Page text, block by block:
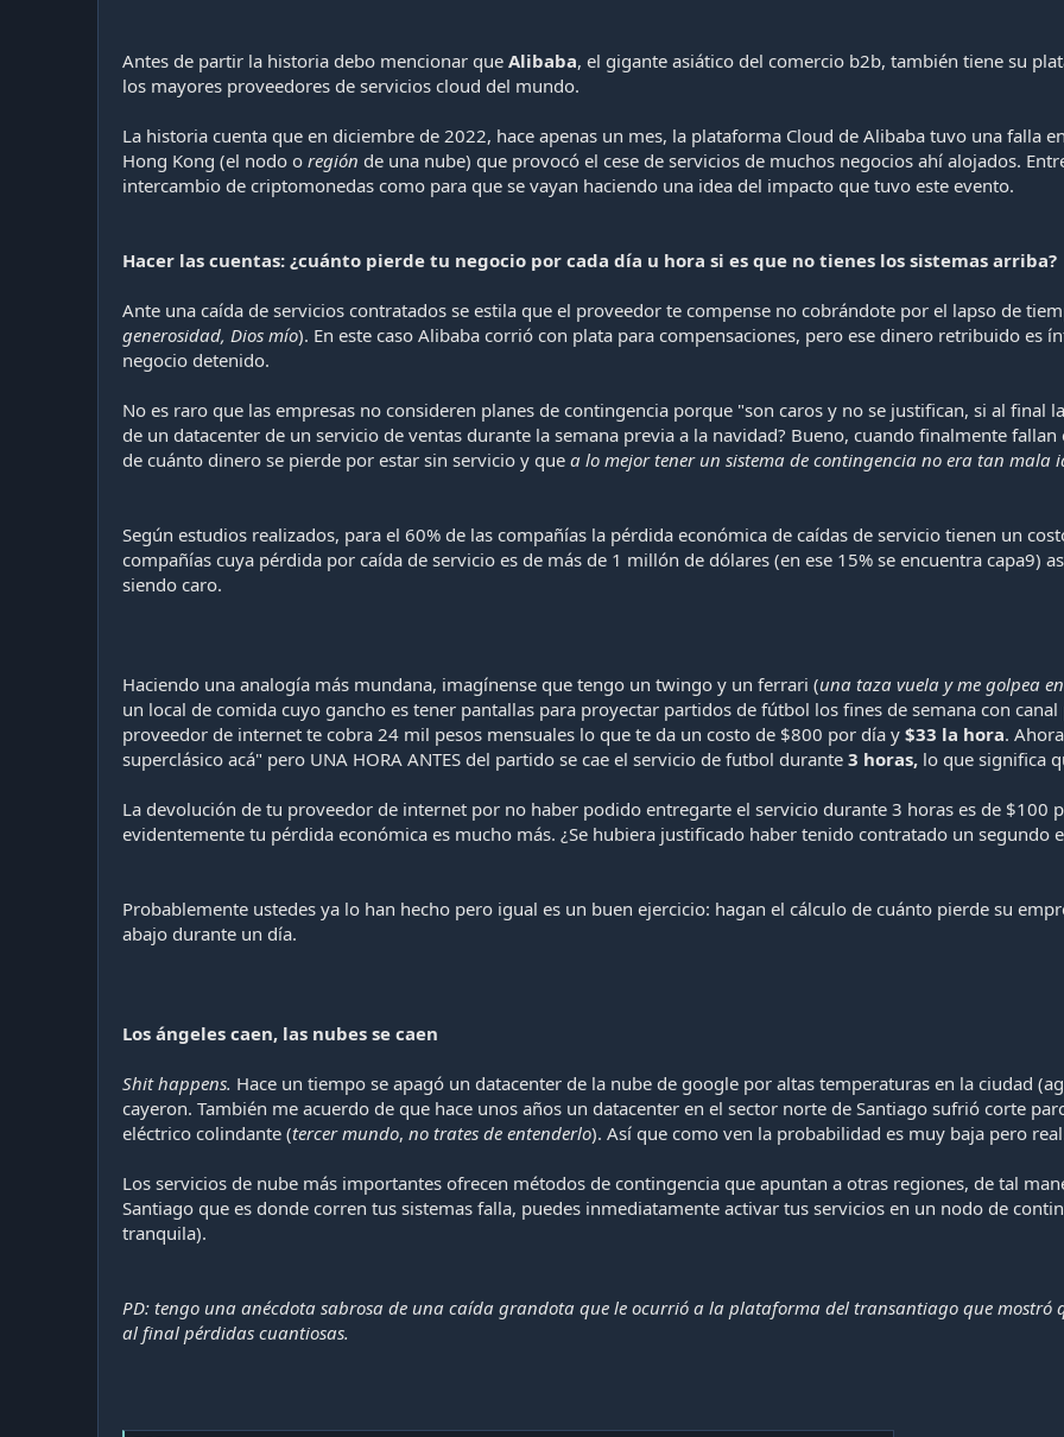
Antes de partir la historia debo mencionar que Alibaba, el gigante asiático del comercio b2b, también tiene su
los mayores proveedores de servicios cloud del mundo.
La historia cuenta que en diciembre de 2022, hace apenas un mes, la plataforma Cloud de Alibaba tuvo una falla
Hong Kong (el nodo o región de una nube) que provocó el cese de servicios de muchos negocios ahí alojados.
intercambio de criptomonedas como para que se vayan haciendo una idea del impacto que tuvo este evento.
Hacer las cuentas: ¿cuánto pierde tu negocio por cada día u hora si es que no tienes los sistemas arriba?
Ante una caída de servicios contratados se estila que el proveedor te compense no cobrándote por el lapso de
generosidad, Dios mío). En este caso Alibaba corrió con plata para compensaciones, pero ese dinero retribuido es
negocio detenido.
No es raro que las empresas no consideren planes de contingencia porque "son caros y no se justifican, si al final
de un datacenter de un servicio de ventas durante la semana previa a la navidad? Bueno, cuando finalmente
de cuánto dinero se pierde por estar sin servicio y que a lo mejor tener un sistema de contingencia no era tan mala
Según estudios realizados, para el 60% de las compañías la pérdida económica de caídas de servicio tienen un
compañías cuya pérdida por caída de servicio es de más de 1 millón de dólares (en ese 15% se encuentra capa9)
siendo caro.
Haciendo una analogía más mundana, imagínense que tengo un twingo y un ferrari (una taza vuela y me golpea
un local de comida cuyo gancho es tener pantallas para proyectar partidos de fútbol los fines de semana con
proveedor de internet te cobra 24 mil pesos mensuales lo que te da un costo de $800 por día y $33 la hora.
superclásico acá" pero UNA HORA ANTES del partido se cae el servicio de futbol durante 3 horas, lo que significa
La devolución de tu proveedor de internet por no haber podido entregarte el servicio durante 3 horas es de $100
evidentemente tu pérdida económica es mucho más. ¿Se hubiera justificado haber tenido contratado un segundo
Probablemente ustedes ya lo han hecho pero igual es un buen ejercicio: hagan el cálculo de cuánto pierde su
abajo durante un día.
Los ángeles caen, las nubes se caen
Shit happens. Hace un tiempo se apagó un datacenter de la nube de google por altas temperaturas en la ciudad
cayeron. También me acuerdo de que hace unos años un datacenter en el sector norte de Santiago sufrió corte
eléctrico colindante (tercer mundo, no trates de entenderlo). Así que como ven la probabilidad es muy baja pero
Los servicios de nube más importantes ofrecen métodos de contingencia que apuntan a otras regiones, de tal
Santiago que es donde corren tus sistemas falla, puedes inmediatamente activar tus servicios en un nodo de
tranquila).
PD: tengo una anécdota sabrosa de una caída grandota que le ocurrió a la plataforma del transantiago que mostró
al final pérdidas cuantiosas.